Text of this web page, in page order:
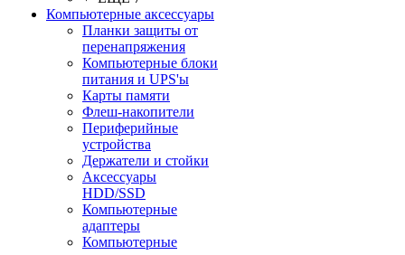
Компьютерные аксессуары
Планки защиты от
перенапряжения
Компьютерные блоки
питания и UPS'ы
Карты памяти
Флеш-накопители
Периферийные
устройства
Держатели и стойки
Аксессуары
HDD/SSD
Компьютерные
адаптеры
Компьютерные